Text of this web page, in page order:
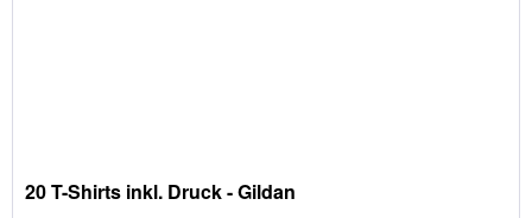
20 T-Shirts inkl. Druck - Gildan